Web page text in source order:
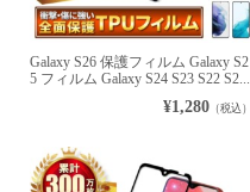
Galaxy S26 保護フィルム Galaxy S2
5 フィルム Galaxy S24 S23 S22 S2...
¥1,280（税込）